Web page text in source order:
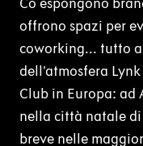
offrono spazi per
coworking... tutto
dell’atmosfera
Club in Europa: ad
nella città natale
breve nelle